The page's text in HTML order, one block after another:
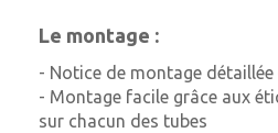
Le montage :
- Notice de montage détaillée
- Montage facile grâce aux
sur chacun des tubes